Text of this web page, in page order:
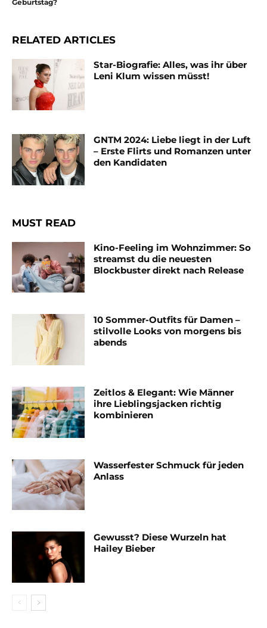
Geburtstag?
RELATED ARTICLES
Star-Biografie: Alles, was ihr über
Leni Klum wissen müsst!
GNTM 2024: Liebe liegt in der Luft
– Erste Flirts und Romanzen unter
den Kandidaten
MUST READ
Kino-Feeling im Wohnzimmer: So
streamst du die neuesten
Blockbuster direkt nach Release
10 Sommer-Outfits für Damen –
stilvolle Looks von morgens bis
abends
Zeitlos & Elegant: Wie Männer
ihre Lieblingsjacken richtig
kombinieren
Wasserfester Schmuck für jeden
Anlass
Gewusst? Diese Wurzeln hat
Hailey Bieber